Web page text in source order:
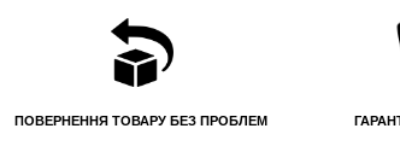
ПОВЕРНЕННЯ ТОВАРУ БЕЗ ПРОБЛЕМ